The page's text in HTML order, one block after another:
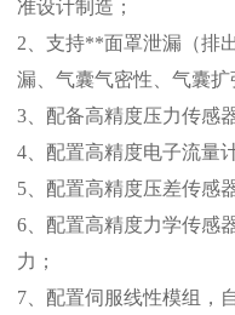
准设计制造；
2、 支持**面罩泄漏（排
漏
气囊气密性 、气囊
3、 配备高精度压力传感
4、 配置高精度电子流量
5、 配置高精度压差传感
6、 配置高精度力学传感
力；
7、 配置伺服线性模组，